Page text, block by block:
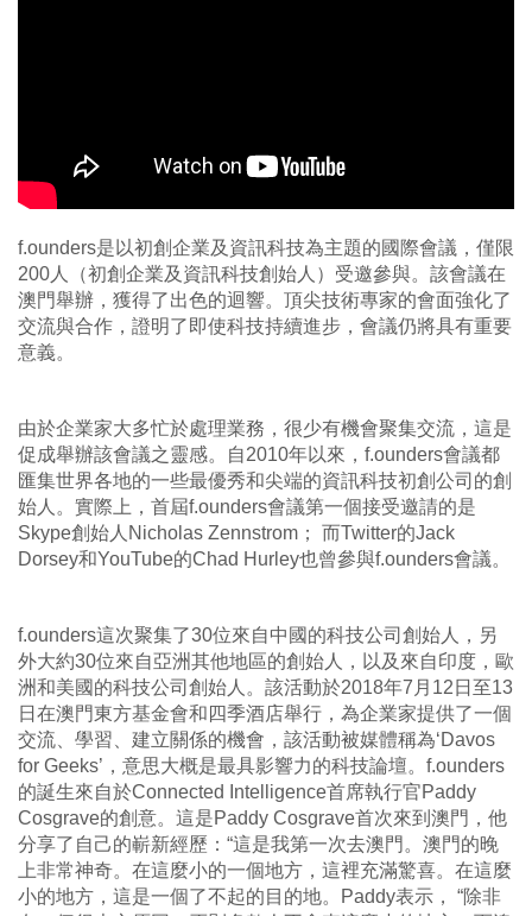
f.ounders是以初創企業及資訊科技為主題的國際會議，僅限
200人（初創企業及資訊科技創始人）受邀參與。該會議在
澳門舉辦，獲得了出色的迴響。頂尖技術專家的會面強化了
交流與合作，證明了即使科技持續進步，會議仍將具有重要
意義。
由於企業家大多忙於處理業務，很少有機會聚集交流，這是
促成舉辦該會議之靈感。自2010年以來，f.ounders會議都
匯集世界各地的一些最優秀和尖端的資訊科技初創公司的創
始人。實際上，首屆f.ounders會議第一個接受邀請的是
Skype創始人Nicholas Zennstrom； 而Twitter的Jack
Dorsey和YouTube的Chad Hurley也曾參與f.ounders會議。
f.ounders這次聚集了30位來自中國的科技公司創始人，另
外大約30位來自亞洲其他地區的創始人，以及來自印度，歐
洲和美國的科技公司創始人。該活動於2018年7月12日至13
日在澳門東方基金會和四季酒店舉行，為企業家提供了一個
交流、學習、建立關係的機會，該活動被媒體稱為‘Davos
for Geeks’，意思大概是最具影響力的科技論壇。f.ounders
的誕生來自於Connected Intelligence首席執行官Paddy
Cosgrave的創意。這是Paddy Cosgrave首次來到澳門，他
分享了自己的嶄新經歷：“這是我第一次去澳門。澳門的晚
上非常神奇。在這麼小的一個地方，這裡充滿驚喜。在這麼
小的地方，這是一個了不起的目的地。Paddy表示， “除非